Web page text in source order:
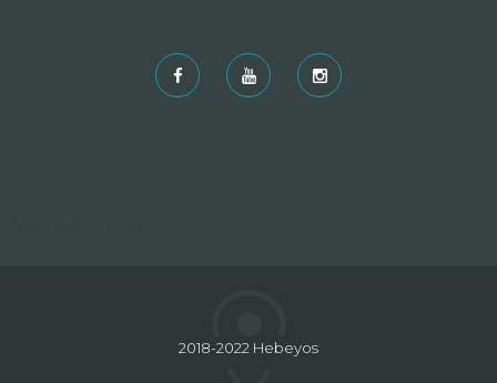
2018-2022 Hebeyos